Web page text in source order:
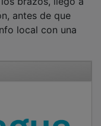
antes de que
local con una